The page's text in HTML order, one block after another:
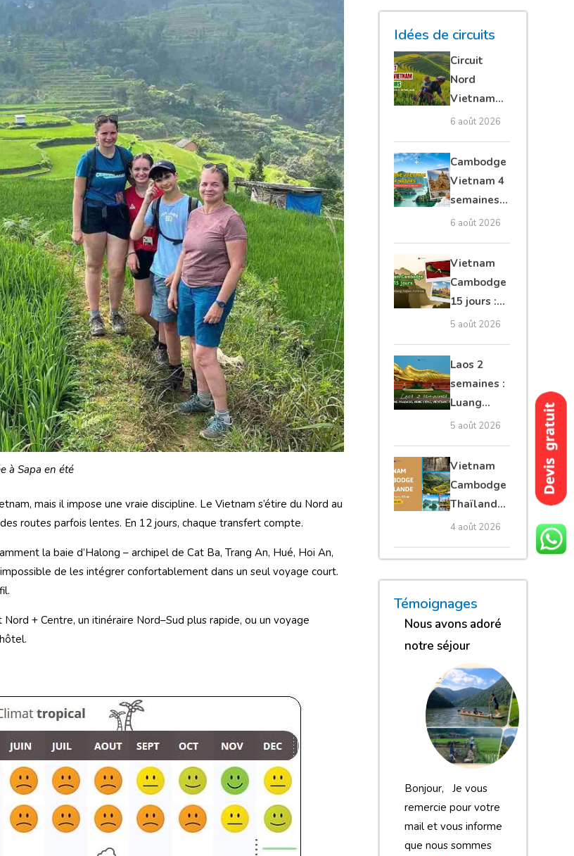
à Sapa en été
mais il impose une vraie discipline. Le Vietnam s’étire du Nord au
routes parfois lentes. En 12 jours, chaque transfert compte.
la baie d’Halong – archipel de Cat Ba, Trang An, Hué, Hoi An,
de les intégrer confortablement dans un seul voyage court.
+ Centre, un itinéraire Nord–Sud plus rapide, ou un voyage
choisir ?
Idées de circuits
Circuit
Nord
Vietnam
15 jours :
loop en
moto, Ninh
Binh, Lan
6 août 2026
Cambodge
Vietnam 4
semaines :
Angkor,
secret &
Mékong
6 août 2026
Vietnam
Cambodge
15 jours :
Hanoi,
Angkor,
Tonlé Sap
5 août 2026
Laos 2
semaines :
Luang
Prabang,
Vieng,
Vientiane
privé
5 août 2026
Vietnam
Cambodge
Thaïlande
35 jours :
trésors
d’Asie
4 août 2026
Témoignages
Nous avons adoré
notre séjour
Bonjour, Je vous
remercie pour votre
mail et vous informe
que nous sommes
« Nous avons adoré
« Nous sommes
« Nous gardons une